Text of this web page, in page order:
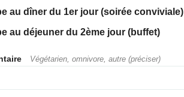
au dîner du 1er jour (soirée conviviale)
au déjeuner du 2ème jour (buffet)
Végétarien, omnivore, autre (préciser)